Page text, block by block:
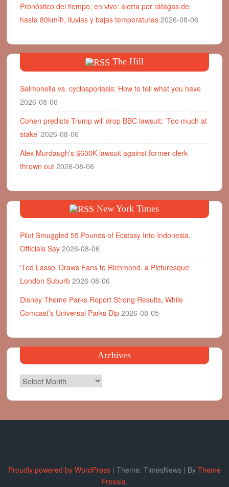
Pronóstico del tiempo, en vivo: alerta por ráfagas de
hasta 80km/h, lluvias y bajas temperaturas 2026-08-06
The Hill
Salmonella vs. cyclosporiasis: How to tell what you have
2026-08-06
Cohen predicts Trump will drop BBC lawsuit: ‘Too much at
stake’ 2026-08-06
Alex Murdaugh’s $600K lawsuit against former clerk
thrown out 2026-08-06
New York Times
Pilot Smuggled 55 Pounds of Ecstasy Into Indonesia,
Officials Say 2026-08-06
‘Ted Lasso’ Draws Fans to Richmond, a Picturesque
London Suburb 2026-08-06
Disney Theme Parks Report Strong Results, While
Comcast’s Universal Parks Dip 2026-08-05
Archives
Archives
Proudly powered by WordPress | Theme: TimesNews | By Theme
Freesia.